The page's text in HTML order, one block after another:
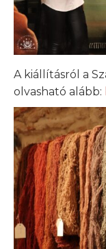
A kiállításról a
olvasható alább: